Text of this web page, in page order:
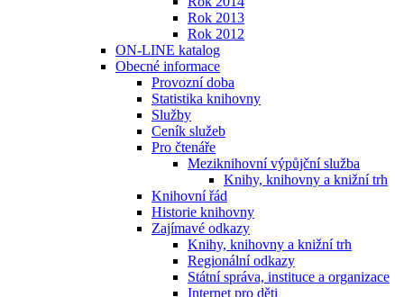
Rok 2013
Rok 2012
ON-LINE katalog
Obecné informace
Provozní doba
Statistika knihovny
Služby
Ceník služeb
Pro čtenáře
Meziknihovní výpůjční služba
Knihy, knihovny a knižní trh
Knihovní řád
Historie knihovny
Zajímavé odkazy
Knihy, knihovny a knižní trh
Regionální odkazy
Státní správa, instituce a organizace
Internet pro děti